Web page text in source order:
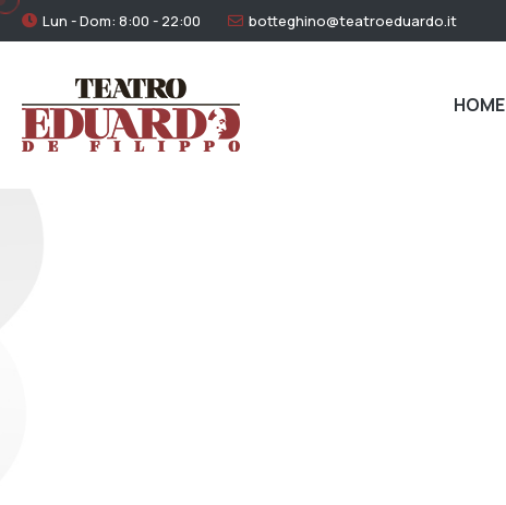
Lun - Dom: 8:00 - 22:00 botteghino@teatroeduardo.it
HOME